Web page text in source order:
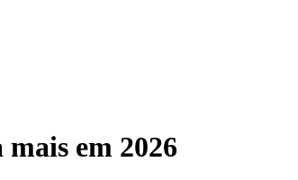
em 2026